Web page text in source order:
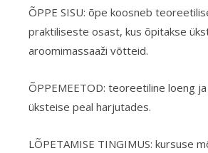
ÕPPE SISU: õpe koosneb
praktiliseste osast, kus õpitakse
aroomimassaaži võtteid.
ÕPPEMEETOD: teoreetiline loeng
üksteise peal harjutades.
LÕPETAMISE TINGIMUS: kursuse